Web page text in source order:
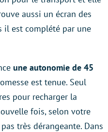
aussi un écran des
il est complété par une
une autonomie de 45
est tenue. Seul
pour recharger la
fois, selon votre
très dérangeante. Dans